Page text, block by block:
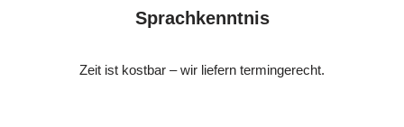
Sprachkenntnis
Zeit ist kostbar – wir liefern termingerecht.